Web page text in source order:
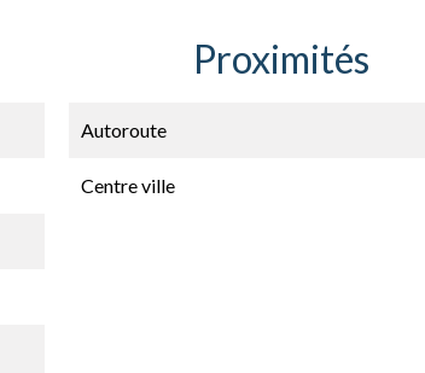
Proximités
Autoroute
Centre ville